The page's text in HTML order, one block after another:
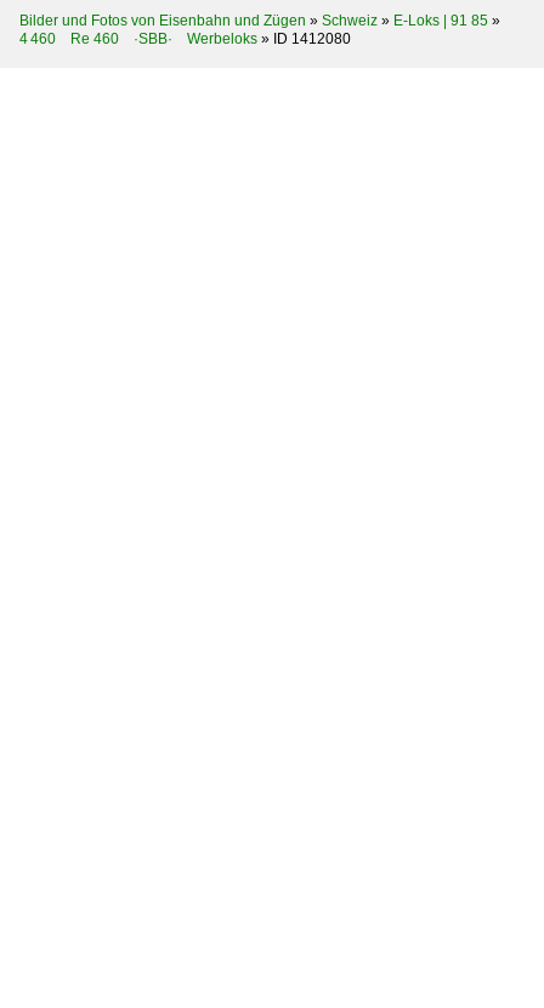
Bilder und Fotos von Eisenbahn und Zügen » Schweiz » E-Loks | 91 85 »
4 460 Re 460 ·SBB· Werbeloks » ID 1412080